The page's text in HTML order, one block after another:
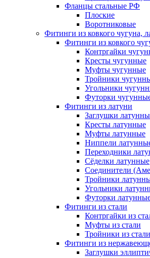
Фланцы стальные РФ
Плоские
Воротниковые
Фитинги из ковкого чугуна,
Фитинги из ковкого
Контргайки
Кресты чугунные
Муфты чугунные
Тройники
Угольники
Футорки
Фитинги из латуни
Заглушки
Кресты латунные
Муфты латунные
Ниппели
Переходники
Сёделки латунные
Соединители
Тройники
Угольники
Футорки
Фитинги из стали
Контргайки из
Муфты из стали
Тройники из стали
Фитинги из
Заглушки